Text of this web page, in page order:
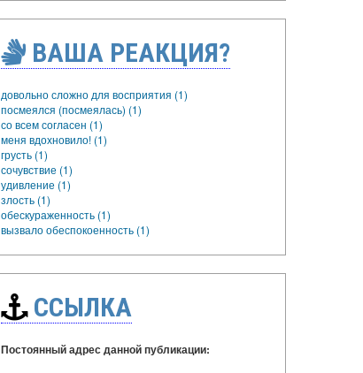
ВАША РЕАКЦИЯ?
довольно сложно для восприятия (1)
посмеялся (посмеялась) (1)
со всем согласен (1)
меня вдохновило! (1)
грусть (1)
сочувствие (1)
удивление (1)
злость (1)
обескураженность (1)
вызвало обеспокоенность (1)
ССЫЛКА
Постоянный адрес данной публикации: